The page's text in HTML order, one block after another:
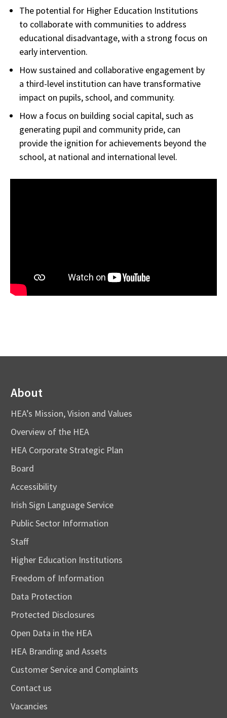
The potential for Higher Education Institutions
to collaborate with communities to address
educational disadvantage, with a strong focus on
early intervention.
How sustained and collaborative engagement by
a third-level institution can have transformative
impact on pupils, school, and community.
How a focus on building social capital, such as
generating pupil and community pride, can
provide the ignition for achievements beyond the
school, at national and international level.
About
HEA’s Mission, Vision and Values
Overview of the HEA
HEA Corporate Strategic Plan
Board
Accessibility
Irish Sign Language Service
Public Sector Information
Staff
Higher Education Institutions
Freedom of Information
Data Protection
Protected Disclosures
Open Data in the HEA
HEA Branding and Assets
Customer Service and Complaints
Contact us
Vacancies